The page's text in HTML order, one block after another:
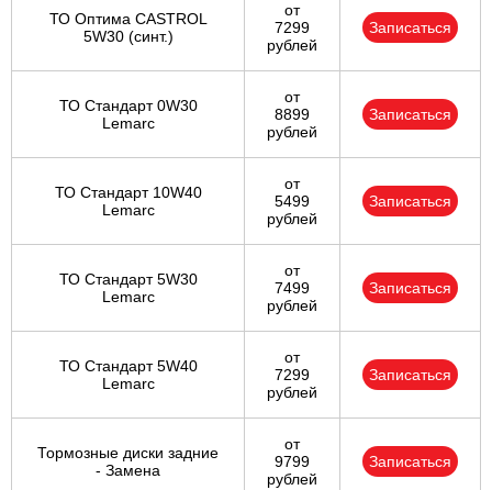
ТО Оптима CASTROL
5W30 (синт.)
от
7299
рублей
Записаться
ТО Стандарт 0W30
Lemarc
от
8899
рублей
Записаться
ТО Стандарт 10W40
Lemarc
от
5499
рублей
Записаться
ТО Стандарт 5W30
Lemarc
от
7499
рублей
Записаться
ТО Стандарт 5W40
Lemarc
от
7299
рублей
Записаться
Тормозные диски задние
- Замена
от
9799
рублей
Записаться